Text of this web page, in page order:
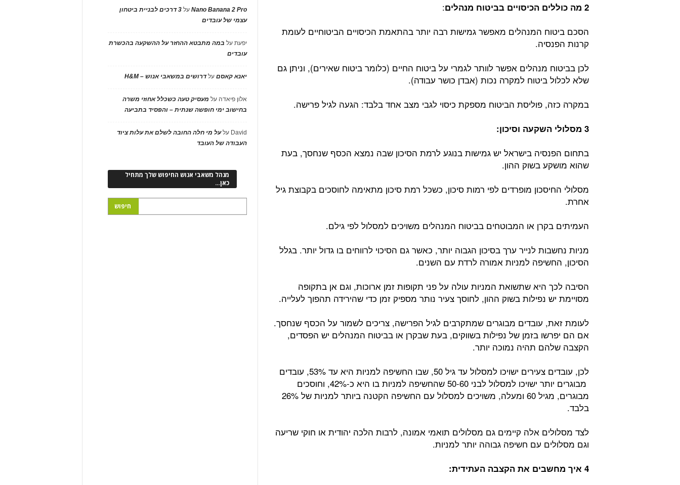
2 מה כוללים הכיסויים בביטוח מנהלים
:
הסכם ביטוח המנהלים מאפשר גמישות רבה יותר בהתאמת הכיסויים הביטוחיים לעומת
קרנות הפנסיה.
לכן בביטוח מנהלים אפשר לוותר לגמרי על ביטוח החיים (כלומר ביטוח שאירים), וניתן גם
שלא לכלול ביטוח למקרה נכות (אבדן כושר עבודה).
במקרה כזה, פוליסת הביטוח מספקת כיסוי לגבי מצב אחד בלבד: הגעה לגיל פרישה.
3 מסלולי השקעה וסיכון:
בתחום הפנסיה בישראל יש גמישות בנוגע לרמת הסיכון שבה נמצא הכסף שנחסך, בעת
שהוא מושקע בשוק ההון.
מסלולי החיסכון מופרדים לפי רמות סיכון, כשכל רמת סיכון מתאימה לחוסכים בקבוצת גיל
אחרת.
העמיתים בקרן או המבוטחים בביטוח המנהלים משויכים למסלול לפי גילם.
מניות נחשבות לנייר ערך בסיכון הגבוה יותר, כאשר גם הסיכוי לרווחים בו גדול יותר. בגלל
הסיכון, החשיפה למניות אמורה לרדת עם השנים.
הסיבה לכך היא שתשואת המניות עולה על פני תקופות זמן ארוכות, וגם אן בתקופה
מסויימת יש נפילות בשוק ההון, לחוסך צעיר נותר מספיק זמן כדי שהירידה תהפוך לעלייה.
לעומת זאת, עובדים מבוגרים שמתקרבים לגיל הפרישה, צריכים לשמור על הכסף שנחסך.
אם הם יפרשו בזמן של נפילות בשווקים, בעת שבקרן או בביטוח המנהלים יש הפסדים,
הקצבה שלהם תהיה נמוכה יותר.
לכן, עובדים צעירים ישויכו למסלול עד גיל 50, שבו החשיפה למניות היא עד 53%, עובדים
מבוגרים יותר ישויכו למסלול לבני 50-60 שהחשיפה למניות בו היא כ-42%, וחוסכים
מבוגרים, מגיל 60 ומעלה, משויכים למסלול עם החשיפה הקטנה ביותר למניות של 26%
בלבד.
לצד מסלולים אלה קיימים גם מסלולים תואמי אמונה, לרבות הלכה יהודית או חוקי שריעה
וגם מסלולים עם חשיפה גבוהה יותר למניות.
4 איך מחשבים את הקצבה העתידית:
Nano Banana 2 Proעל
3 דרכים לבניית ביטחון
עצמי של עובדים
יפעתעל במה מתבטא ההחזר על ההשקעה בהכשרת
עובדים
יאנא קאסםעלדרושים במשאבי אנוש – H&M
אלון פיאדה על מעסיק טעה כשכלל אחוזי משרה
בחישוב ימי חופשה שנתית – והפסיד בתביעה
David עלעל מי חלה החובה לשלם את עלות ציוד
העבודה של העובד
מנהל משאבי אנוש החיפוש שלך מתחיל
כאן…